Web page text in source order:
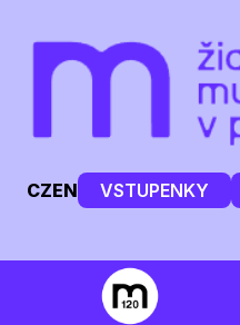
CZEN VSTUPENKY